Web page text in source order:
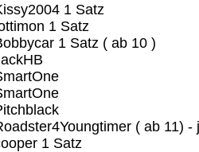
1 Satz
1 Satz
1 Satz ( ab 10 )
( ab 11)
1 Satz